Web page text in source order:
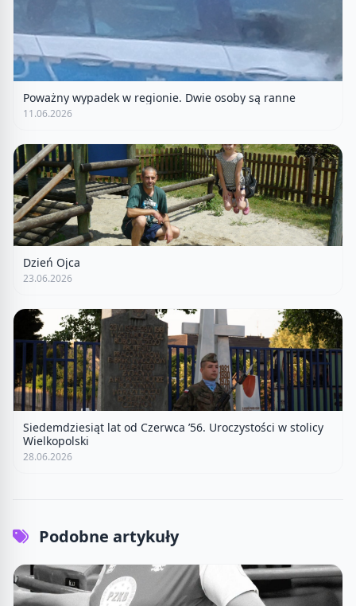
Poważny wypadek w regionie. Dwie osoby są ranne
11.06.2026
Dzień Ojca
23.06.2026
Siedemdziesiąt lat od Czerwca ’56. Uroczystości w stolicy
Wielkopolski
28.06.2026
Podobne artykuły